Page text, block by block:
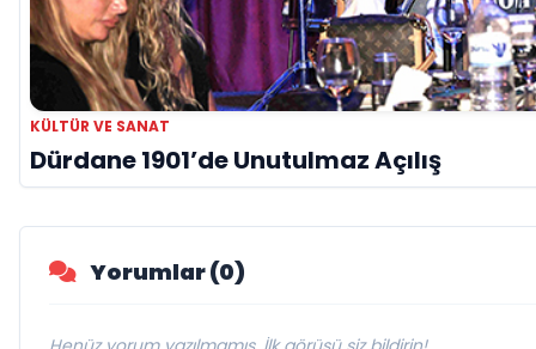
KÜLTÜR VE SANAT
Dürdane 1901’de Unutulmaz Açılış
Yorumlar (0)